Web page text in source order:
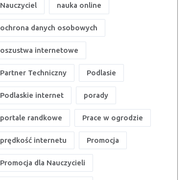
Nauczyciel nauka online
ochrona danych osobowych
oszustwa internetowe
Partner Techniczny Podlasie
Podlaskie internet porady
portale randkowe Prace w ogrodzie
prędkość internetu Promocja
Promocja dla Nauczycieli